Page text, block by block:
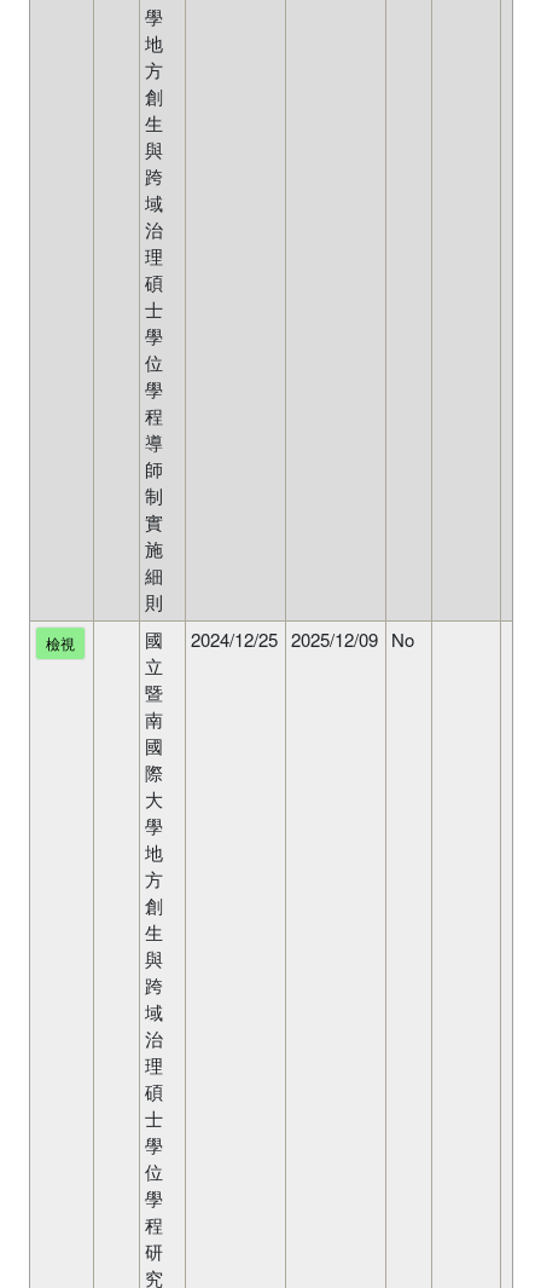
學
地
方
創
生
與
跨
域
治
理
碩
士
學
位
學
程
導
師
制
實
施
細
則
檢視
國
立
暨
南
國
際
大
學
地
方
創
生
與
跨
域
治
理
碩
士
學
位
學
程
研
究
2024/12/25 2025/12/09 No